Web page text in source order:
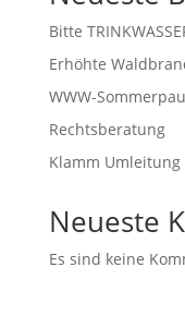
Bitte
Erhöhte
WWW-
Rechtsberatung
Klamm Umleitung
Neueste
Es sind keine